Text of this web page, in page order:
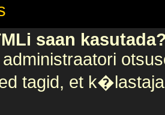
saan
tagid, et